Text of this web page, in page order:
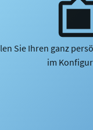
Sie Ihren ganz
im